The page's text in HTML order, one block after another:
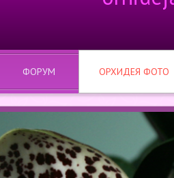
ФОРУМ ОРХИДЕЯ ФОТО